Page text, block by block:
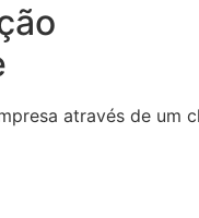
através de um